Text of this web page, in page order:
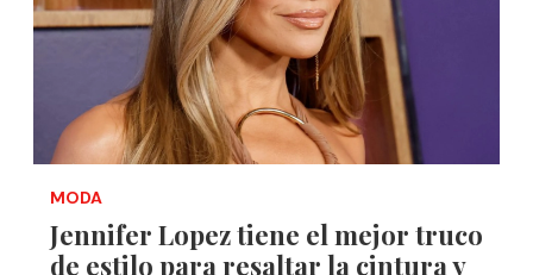
MODA
Jennifer Lopez tiene el mejor truco
de estilo para resaltar la cintura y